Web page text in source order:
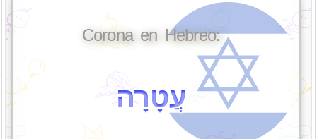
Corona en Hebreo:
עֲטָרָה